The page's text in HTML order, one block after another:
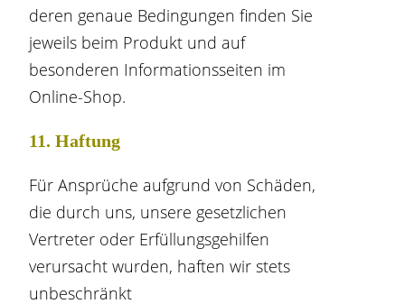
deren genaue Bedingungen finden Sie
jeweils beim Produkt und auf
besonderen Informationsseiten im
Online-Shop.
11. Haftung​​​​​​​
Für Ansprüche aufgrund von Schäden,
die durch uns, unsere gesetzlichen
Vertreter oder Erfüllungsgehilfen
verursacht wurden, haften wir stets
unbeschränkt